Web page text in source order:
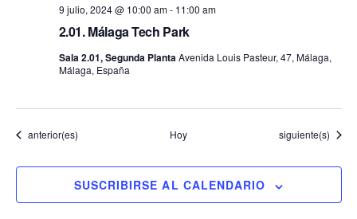
2.01. Málaga Tech Park
9 julio, 2024 @ 10:00 am- 11:00 am
Sala 2.01, Segunda PlantaAvenida Louis Pasteur, 47, Málaga,
Málaga, España
Eventos
anterior(es) Hoy Eventos
siguiente(s)
SUSCRIBIRSE AL CALENDARIO